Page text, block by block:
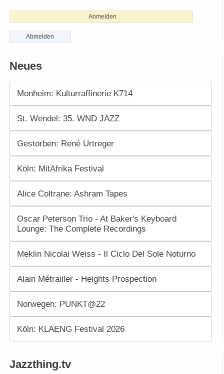
Anmelden
Abmelden
Neues
Monheim: Kulturraffinerie K714
St. Wendel: 35. WND JAZZ
Gestorben: René Urtreger
Köln: MitAfrika Festival
Alice Coltrane: Ashram Tapes
Oscar Peterson Trio - At Baker's Keyboard
Lounge: The Complete Recordings
Meklin Nicolai Weiss - Il Ciclo Del Sole Noturno
Alain Métrailler - Heights Prospection
Norwegen: PUNKT@22
Köln: KLAENG Festival 2026
Jazzthing.tv